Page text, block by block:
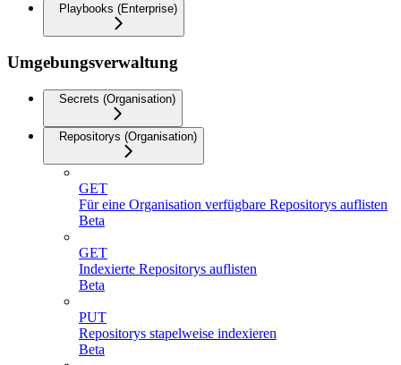
Playbooks (Enterprise)
Umgebungsverwaltung
Secrets (Organisation)
Repositorys (Organisation)
GET
Für eine Organisation verfügbare Repositorys auflisten
Beta
GET
Indexierte Repositorys auflisten
Beta
PUT
Repositorys stapelweise indexieren
Beta